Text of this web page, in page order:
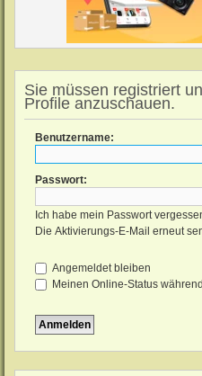
Sie müssen registriert
Profile anzuschauen.
Benutzername:
Passwort:
Ich habe mein Passwort
Die Aktivierungs-E-Mail erneut
Angemeldet bleiben
Meinen Online-Status